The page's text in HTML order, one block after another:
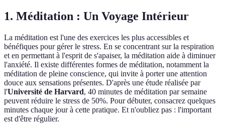
1. Méditation : Un Voyage Intérieur
La méditation est l'une des exercices les plus accessibles et
bénéfiques pour gérer le stress. En se concentrant sur la respiration
et en permettant à l'esprit de s'apaiser, la méditation aide à diminuer
l'anxiété. Il existe différentes formes de méditation, notamment la
méditation de pleine conscience, qui invite à porter une attention
douce aux sensations présentes. D'après une étude réalisée par
l'Université de Harvard, 40 minutes de méditation par semaine
peuvent réduire le stress de 50%. Pour débuter, consacrez quelques
minutes chaque jour à cette pratique. Et n'oubliez pas : l'important
est d'être régulier.